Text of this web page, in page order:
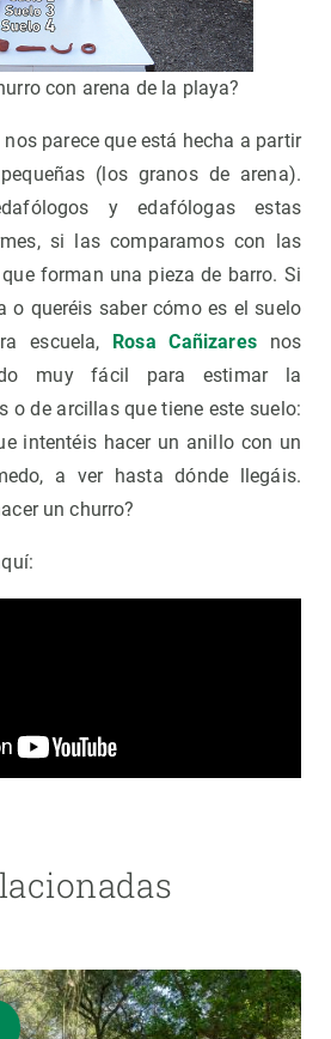
con arena de la playa?
parece que está hecha a partir
(los granos de arena).
y edafólogas estas
si las comparamos con las
forman una pieza de barro. Si
o queréis saber cómo es el suelo
escuela, Rosa Cañizaresnos
muy fácil para estimar la
o de arcillas que tiene este suelo:
intentéis hacer un anillo con un
a ver hasta dónde llegáis.
un churro?